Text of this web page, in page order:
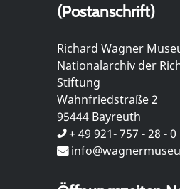
(Postanschrift)
Richard Wagner
Nationalarchiv der
Stiftung
Wahnfriedstraße 2
95444 Bayreuth
+ 49 921- 757 - 28 - 0